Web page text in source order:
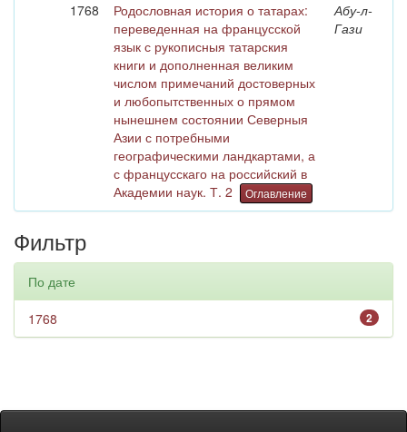
1768
Родословная история о татарах:
переведенная на францусской
язык с рукописныя татарския
книги и дополненная великим
числом примечаний достоверных
и любопытственных о прямом
нынешнем состоянии Северныя
Азии с потребными
географическими ландкартами, а
с францусскаго на российский в
Академии наук. Т. 2
Оглавление
Абу-л-
Гази
Фильтр
По дате
2
1768